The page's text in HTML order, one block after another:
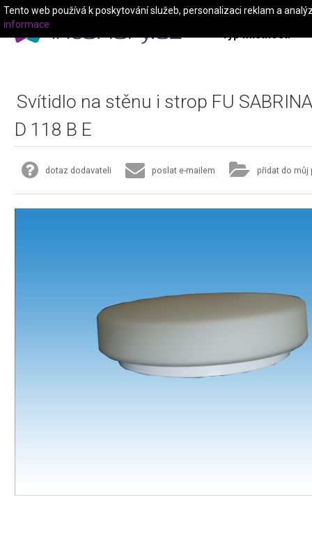
Typ místnosti
Svítidlo na stěnu i strop FU
D 118 B E
dotaz dodavateli poslat e-mailem přidat do můj
Tento web používá k poskytování služeb, personalizaci reklam a
informace